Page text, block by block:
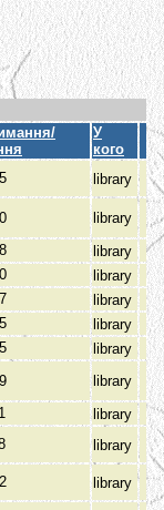
У
кого
library
library
library
library
library
library
library
library
library
library
library